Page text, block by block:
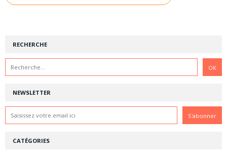
NEWSLETTER
RECHERCHE
CATÉGORIES